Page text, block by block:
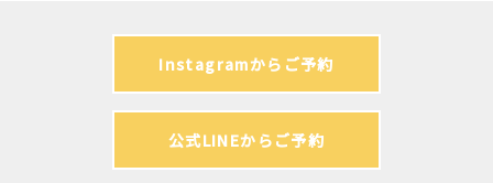
Instagramからご予約
公式LINEからご予約